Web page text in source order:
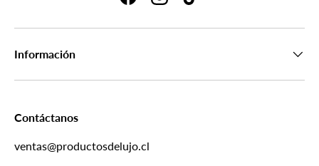
FacebookInstagramTikTok
Información
Contáctanos
ventas@productosdelujo.cl